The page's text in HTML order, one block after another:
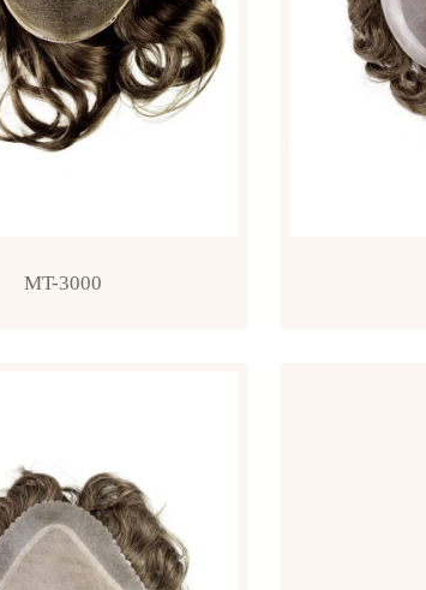
MT-3000